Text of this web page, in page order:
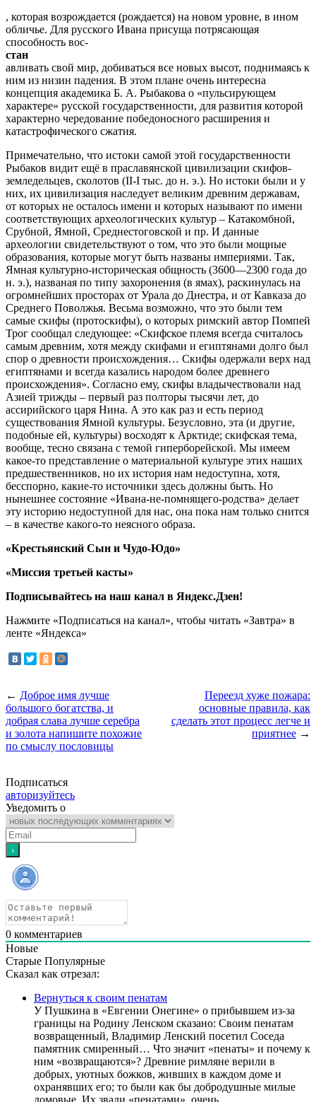
, которая возрождается (рождается) на новом уровне, в ином
обличье. Для русского Ивана присуща потрясающая
способность вос-
стан
авливать свой мир, добиваться все новых высот, поднимаясь к
ним из низин падения. В этом плане очень интересна
концепция академика Б. А. Рыбакова о «пульсирующем
характере» русской государственности, для развития которой
характерно чередование победоносного расширения и
катастрофического сжатия.
Примечательно, что истоки самой этой государственности
Рыбаков видит ещё в праславянской цивилизации скифов-
земледельцев, сколотов (II-I тыс. до н. э.). Но истоки были и у
них, их цивилизация наследует великим древним державам,
от которых не осталось имени и которых называют по имени
соответствующих археологических культур – Катакомбной,
Срубной, Ямной, Среднестоговской и пр. И данные
археологии свидетельствуют о том, что это были мощные
образования, которые могут быть названы империями. Так,
Ямная культурно-историческая общность (3600—2300 года до
н. э.), названая по типу захоронения (в ямах), раскинулась на
огромнейших просторах от Урала до Днестра, и от Кавказа до
Среднего Поволжья. Весьма возможно, что это были тем
самые скифы (протоскифы), о которых римский автор Помпей
Трог сообщал следующее: «Скифское племя всегда считалось
самым древним, хотя между скифами и египтянами долго был
спор о древности происхождения… Скифы одержали верх над
египтянами и всегда казались народом более древнего
происхождения». Согласно ему, скифы владычествовали над
Азией трижды – первый раз полторы тысячи лет, до
ассирийского царя Нина. А это как раз и есть период
существования Ямной культуры. Безусловно, эта (и другие,
подобные ей, культуры) восходят к Арктиде; скифская тема,
вообще, тесно связана с темой гиперборейской. Мы имеем
какое-то представление о материальной культуре этих наших
предшественников, но их история нам недоступна, хотя,
бесспорно, какие-то источники здесь должны быть. Но
нынешнее состояние «Ивана-не-помнящего-родства» делает
эту историю недоступной для нас, она пока нам только снится
– в качестве какого-то неясного образа.
«Крестьянский Сын и Чудо-Юдо»
«Миссия третьей касты»
Подписывайтесь на наш канал в Яндекс.Дзен!
Нажмите «Подписаться на канал», чтобы читать «Завтра» в
ленте «Яндекса»
← Доброе имя лучше
большого богатства, и
добрая слава лучше серебра
и золота напишите похожие
по смыслу пословицы
Переезд хуже пожара:
основные правила, как
сделать этот процесс легче и
приятнее →
Подписаться
авторизуйтесь
Уведомить о
0 комментариев
Новые
Старые Популярные
Сказал как отрезал:
Вернуться к своим пенатам
У Пушкина в «Евгении Онегине» о прибывшем из-за
границы на Родину Ленском сказано: Своим пенатам
возвращенный, Владимир Ленский посетил Соседа
памятник смиренный… Что значит «пенаты» и почему к
ним «возвращаются»? Древние римляне верили в
добрых, уютных божков, живших в каждом доме и
охранявших его; то были как бы добродушные милые
домовые. Их звали «пенатами», очень...